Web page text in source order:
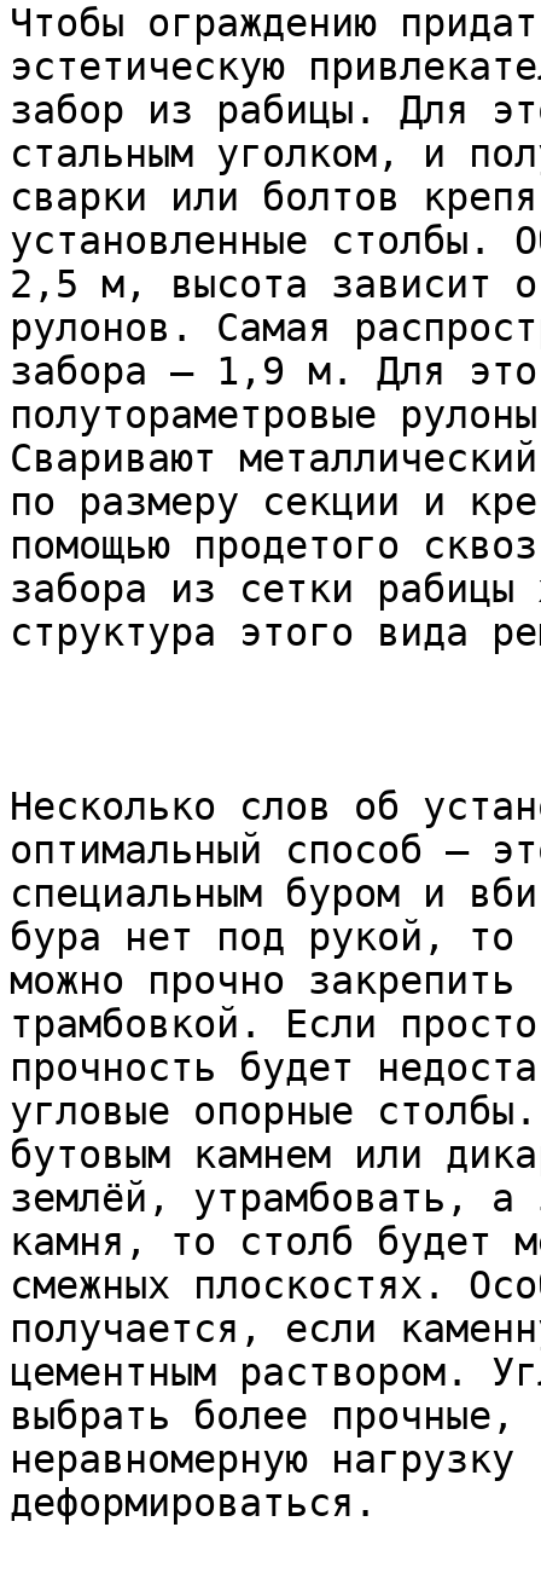
Чтобы ограждению
эстетическую
забор из рабицы. Для
стальным уголком, и
сварки или болтов
установленные столбы.
2,5 м, высота зависит
рулонов. Самая
забора – 1,9 м. Для
полутораметровые
Сваривают
по размеру секции и
помощью продетого
забора из сетки рабицы
структура этого вида
Несколько слов об
оптимальный способ –
специальным буром и
бура нет под рукой, то
можно прочно закрепить
трамбовкой. Если
прочность будет
угловые опорные
бутовым камнем или
землёй, утрамбовать, а
камня, то столб будет
смежных плоскостях.
получается, если
цементным раствором.
выбрать более
неравномерную
деформироваться.